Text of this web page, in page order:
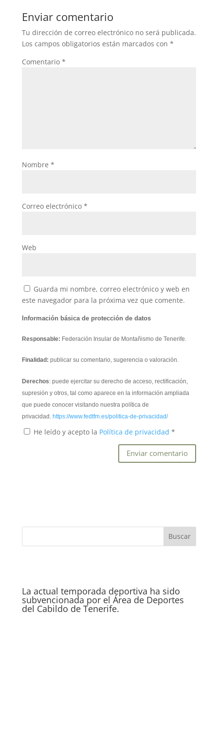
b
o
o
k
A
p
p
Enviar comentario
Tu dirección de correo electrónico no será publicada.
Los campos obligatorios están marcados con *
Comentario *
Nombre *
Correo electrónico *
Web
Guarda mi nombre, correo electrónico y web en
este navegador para la próxima vez que comente.
Información básica de protección de datos
Responsable: Federación Insular de Montañismo de Tenerife.
Finalidad: publicar su comentario, sugerencia o valoración.
Derechos: puede ejercitar su derecho de acceso, rectificación,
supresión y otros, tal como aparece en la información ampliada
que puede conocer visitando nuestra política de
privacidad. https://www.fedtfm.es/politica-de-privacidad/
He leído y acepto la Política de privacidad *
La actual temporada deportiva ha sido
subvencionada por el Área de Deportes
del Cabildo de Tenerife.